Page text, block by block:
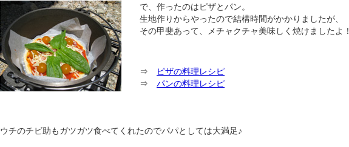
で、作ったのはピザとパン。
生地作りからやったので結構時間がかかりましたが、
その甲斐あって、メチャクチャ美味しく焼けましたよ！
⇒
ピザの料理レシピ
⇒ パンの料理レシピ
ウチのチビ助もガツガツ食べてくれたのでパパとしては大満足♪